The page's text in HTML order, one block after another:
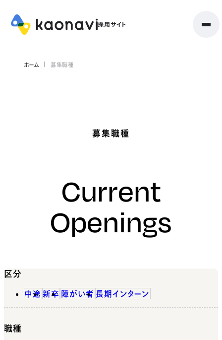
ホーム 募集職種
募集職種
Current
Openings
区分
中途 新卒 障がい者 長期インターン
職種